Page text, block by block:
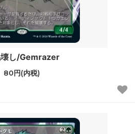
し/Gemrazer
80円(内税)